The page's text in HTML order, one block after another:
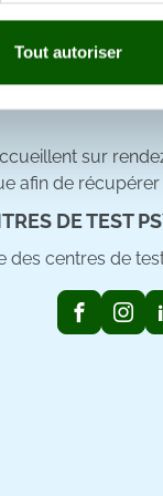
sur les
Tout autoriser
sur
afin de
DE TEST
des centres de